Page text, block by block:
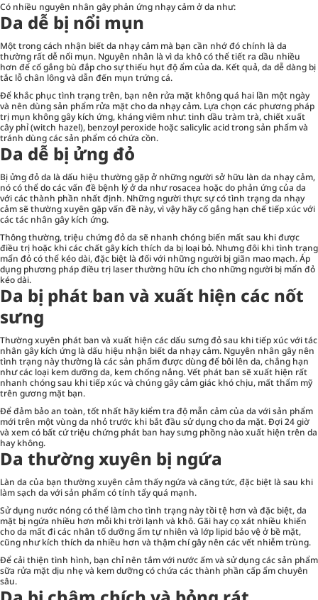
Có nhiều nguyên nhân gây phản ứng nhạy cảm ở da như:
Da dễ bị nổi mụn
Một trong cách nhận biết da nhạy cảm mà bạn cần nhớ đó chính là da
thường rất dễ nổi mụn. Nguyên nhân là vì da khô có thể tiết ra dầu nhiều
hơn để cố gắng bù đắp cho sự thiếu hụt độ ẩm của da. Kết quả, da dễ dàng bị
tắc lỗ chân lông và dẫn đến mụn trứng cá.
Để khắc phục tình trạng trên, bạn nên rửa mặt không quá hai lần một ngày
và nên dùng sản phẩm rửa mặt cho da nhạy cảm. Lựa chọn các phương pháp
trị mụn không gây kích ứng, kháng viêm như: tinh dầu tràm trà, chiết xuất
cây phỉ (witch hazel), benzoyl peroxide hoặc salicylic acid trong sản phẩm và
tránh dùng các sản phẩm có chứa cồn.
Da dễ bị ửng đỏ
Bị ửng đỏ da là dấu hiệu thường gặp ở những người sở hữu làn da nhạy cảm,
nó có thể do các vấn đề bệnh lý ở da như rosacea hoặc do phản ứng của da
với các thành phần nhất định. Những người thực sự có tình trạng da nhạy
cảm sẽ thường xuyên gặp vấn đề này, vì vậy hãy cố gắng hạn chế tiếp xúc với
các tác nhân gây kích ứng.
Thông thường, triệu chứng đỏ da sẽ nhanh chóng biến mất sau khi được
điều trị hoặc khi các chất gây kích thích da bị loại bỏ. Nhưng đôi khi tình trạng
mẩn đỏ có thể kéo dài, đặc biệt là đối với những người bị giãn mao mạch. Áp
dụng phương pháp điều trị laser thường hữu ích cho những người bị mẩn đỏ
kéo dài.
Da bị phát ban và xuất hiện các nốt
sưng
Thường xuyên phát ban và xuất hiện các dấu sưng đỏ sau khi tiếp xúc với tác
nhân gây kích ứng là dấu hiệu nhận biết da nhạy cảm. Nguyên nhân gây nên
tình trạng này thường là các sản phẩm được dùng để bôi lên da, chẳng hạn
như các loại kem dưỡng da, kem chống nắng. Vết phát ban sẽ xuất hiện rất
nhanh chóng sau khi tiếp xúc và chúng gây cảm giác khó chịu, mất thẩm mỹ
trên gương mặt bạn.
Để đảm bảo an toàn, tốt nhất hãy kiểm tra độ mẫn cảm của da với sản phẩm
mới trên một vùng da nhỏ trước khi bắt đầu sử dụng cho da mặt. Đợi 24 giờ
và xem có bất cứ triệu chứng phát ban hay sưng phồng nào xuất hiện trên da
hay không.
Da thường xuyên bị ngứa
Làn da của bạn thường xuyên cảm thấy ngứa và căng tức, đặc biệt là sau khi
làm sạch da với sản phẩm có tính tẩy quá mạnh.
Sử dụng nước nóng có thể làm cho tình trạng này tồi tệ hơn và đặc biệt, da
mặt bị ngứa nhiều hơn mỗi khi trời lạnh và khô. Gãi hay cọ xát nhiều khiến
cho da mất đi các nhân tố dưỡng ẩm tự nhiên và lớp lipid bảo vệ ở bề mặt,
cũng như kích thích da nhiều hơn và thậm chí gây nên các vết nhiễm trùng.
Để cải thiện tình hình, bạn chỉ nên tắm với nước ấm và sử dụng các sản phẩm
sữa rửa mặt dịu nhẹ và kem dưỡng có chứa các thành phần cấp ẩm chuyên
sâu.